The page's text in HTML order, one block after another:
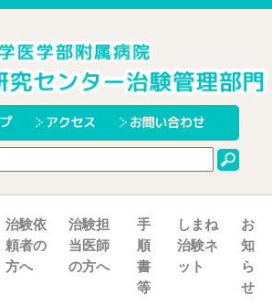
治験依
頼者の
方へ
治験担
当医師
の方へ
手
順
書
等
しまね
治験ネ
ット
お
知
ら
せ